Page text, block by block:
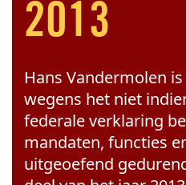
2013
Hans Vandermolen
wegens het niet
federale verklaring
mandaten, functies
uitgeoefend